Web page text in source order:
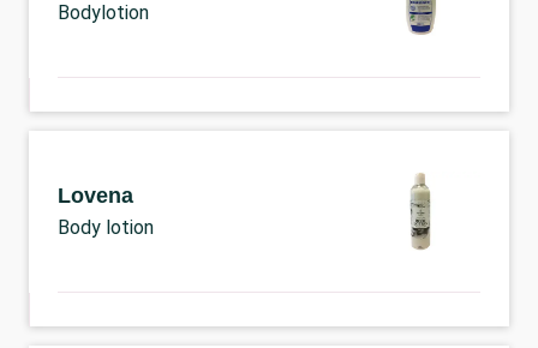
Bodylotion
Lovena
Body lotion